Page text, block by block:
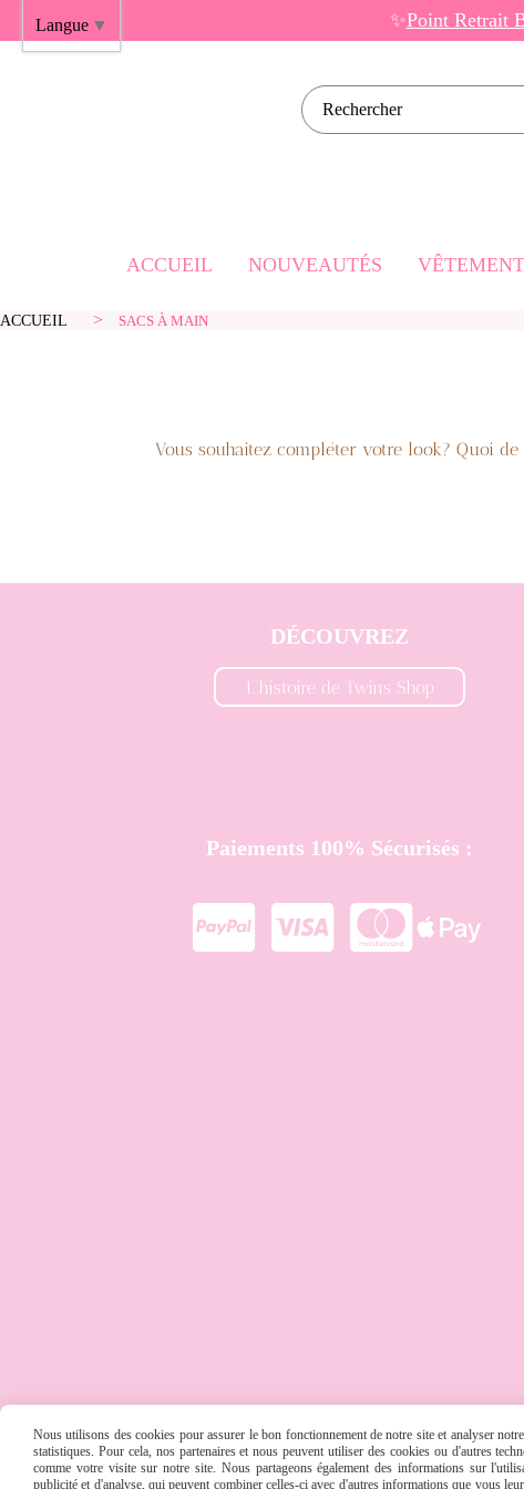
✨Point Retrait
Rechercher sur le
ACCUEIL NOUVEAUTÉS
ACCUEIL SACS À MAIN
Vous souhaitez compléter votre look? Quoi
DÉCOUVREZ
L'histoire de Twins Shop
Paiements 100% Sécurisés :
   
Langue ▼
Nous utilisons des cookies pour assurer le bon fonctionnement de notre site et analyser
statistiques. Pour cela, nos partenaires et nous peuvent utiliser des cookies ou d'autres
comme votre visite sur notre site. Nous partageons également des informations sur
publicité et d'analyse, qui peuvent combiner celles-ci avec d'autres informations que vous